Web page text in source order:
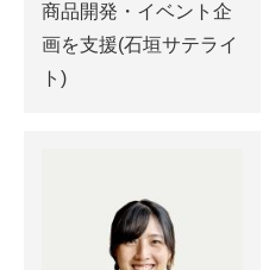
商品開発・イベント企
画を支援(石垣サテライ
ト)